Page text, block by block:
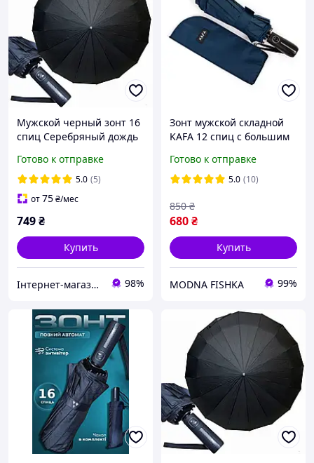
Мужской черный зонт 16
спиц Серебряный дождь
автомат прочный
складной с куполом от
дождя
Готово к отправке
5.0 (5)
от75₴/мес
749₴
Купить
Інтернет-магазин Sport Year 98%
Зонт мужской складной
KAFA 12 спиц с большим
система антиветер,
синий (3260)
Готово к отправке
5.0 (10)
680₴
850 ₴
Купить
MODNA FISHKA 99%